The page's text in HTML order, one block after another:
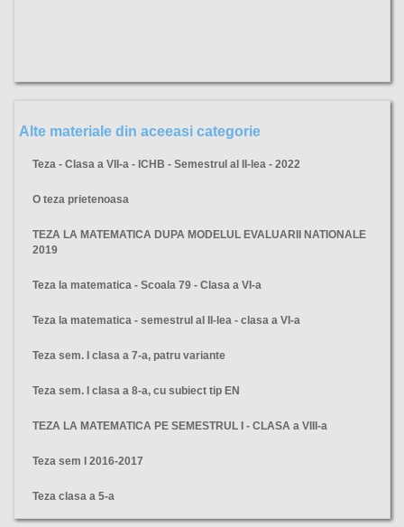
Alte materiale din aceeasi categorie
Teza - Clasa a VII-a - ICHB - Semestrul al II-lea - 2022
O teza prietenoasa
TEZA LA MATEMATICA DUPA MODELUL EVALUARII NATIONALE
2019
Teza la matematica - Scoala 79 - Clasa a VI-a
Teza la matematica - semestrul al II-lea - clasa a VI-a
Teza sem. I clasa a 7-a, patru variante
Teza sem. I clasa a 8-a, cu subiect tip EN
TEZA LA MATEMATICA PE SEMESTRUL I - CLASA a VIII-a
Teza sem I 2016-2017
Teza clasa a 5-a